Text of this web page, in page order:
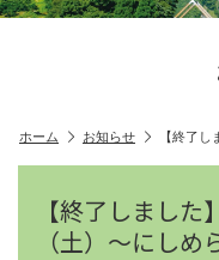
ホーム お知らせ 【終了し
【終了しまし
（土）～にし